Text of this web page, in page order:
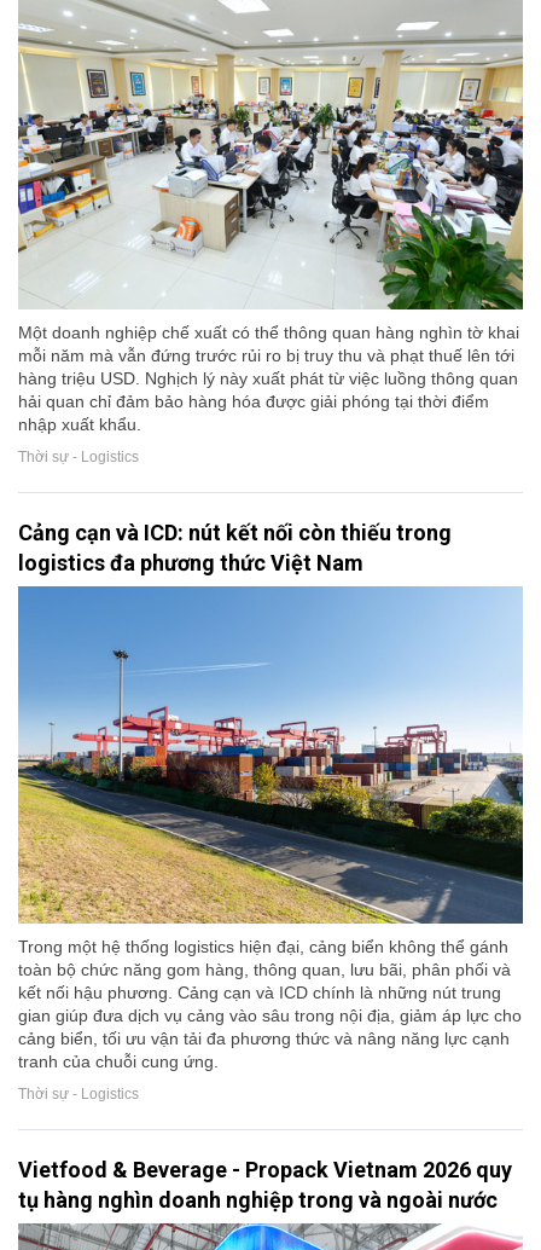
Một doanh nghiệp chế xuất có thể thông quan hàng nghìn tờ khai
mỗi năm mà vẫn đứng trước rủi ro bị truy thu và phạt thuế lên tới
hàng triệu USD. Nghịch lý này xuất phát từ việc luồng thông quan
hải quan chỉ đảm bảo hàng hóa được giải phóng tại thời điểm
nhập xuất khẩu.
Thời sự - Logistics
Cảng cạn và ICD: nút kết nối còn thiếu trong
logistics đa phương thức Việt Nam
Trong một hệ thống logistics hiện đại, cảng biển không thể gánh
toàn bộ chức năng gom hàng, thông quan, lưu bãi, phân phối và
kết nối hậu phương. Cảng cạn và ICD chính là những nút trung
gian giúp đưa dịch vụ cảng vào sâu trong nội địa, giảm áp lực cho
cảng biển, tối ưu vận tải đa phương thức và nâng năng lực cạnh
tranh của chuỗi cung ứng.
Thời sự - Logistics
Vietfood & Beverage - Propack Vietnam 2026 quy
tụ hàng nghìn doanh nghiệp trong và ngoài nước